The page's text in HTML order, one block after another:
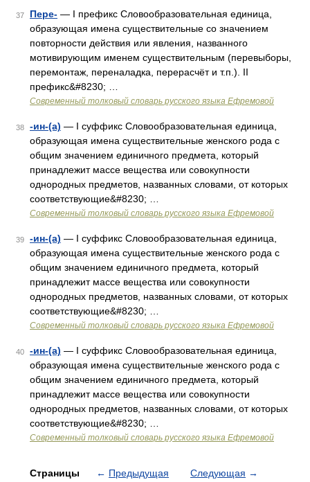
37 Пере- — I префикс Словообразовательная единица,
образующая имена существительные со значением
повторности действия или явления, названного
мотивирующим именем существительным (перевыборы,
перемонтаж, переналадка, перерасчёт и т.п.). II
префикс&#8230; …
Современный толковый словарь русского языка Ефремовой
38 -ин-(а) — I суффикс Словообразовательная единица,
образующая имена существительные женского рода с
общим значением единичного предмета, который
принадлежит массе вещества или совокупности
однородных предметов, названных словами, от которых
соответствующие&#8230; …
Современный толковый словарь русского языка Ефремовой
39 -ин-(а) — I суффикс Словообразовательная единица,
образующая имена существительные женского рода с
общим значением единичного предмета, который
принадлежит массе вещества или совокупности
однородных предметов, названных словами, от которых
соответствующие&#8230; …
Современный толковый словарь русского языка Ефремовой
40 -ин-(а) — I суффикс Словообразовательная единица,
образующая имена существительные женского рода с
общим значением единичного предмета, который
принадлежит массе вещества или совокупности
однородных предметов, названных словами, от которых
соответствующие&#8230; …
Современный толковый словарь русского языка Ефремовой
Страницы ← Предыдущая Следующая →